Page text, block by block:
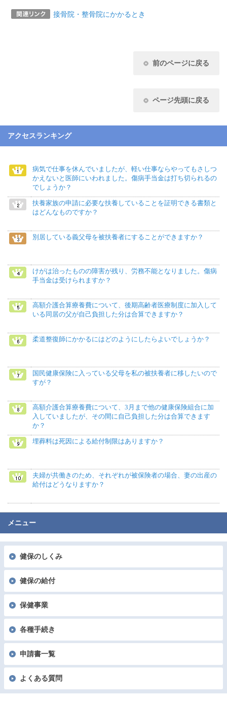
接骨院・整骨院にかかるとき
前のページに戻る
ページ先頭に戻る
アクセスランキング
病気で仕事を休んでいましたが、軽い仕事ならやってもさしつ
かえないと医師にいわれました。傷病手当金は打ち切られるの
でしょうか？
扶養家族の申請に必要な扶養していることを証明できる書類と
はどんなものですか？
別居している義父母を被扶養者にすることができますか？
けがは治ったものの障害が残り、労務不能となりました。傷病
手当金は受けられますか？
高額介護合算療養費について、後期高齢者医療制度に加入して
いる同居の父が自己負担した分は合算できますか？
柔道整復師にかかるにはどのようにしたらよいでしょうか？
国民健康保険に入っている父母を私の被扶養者に移したいので
すが？
高額介護合算療養費について、3月まで他の健康保険組合に加
入していましたが、その間に自己負担した分は合算できます
か？
埋葬料は死因による給付制限はありますか？
夫婦が共働きのため、それぞれが被保険者の場合、妻の出産の
給付はどうなりますか？
メニュー
健保のしくみ
健保の給付
保健事業
各種手続き
申請書一覧
よくある質問